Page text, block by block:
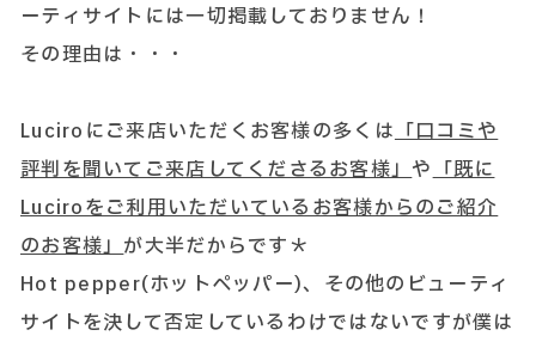
ーティサイトには一切掲載しておりません！
その理由は・・・
Luciroにご来店いただくお客様の多くは 「口コミや
評判を聞いてご来店してくださるお客様」 や 「既に
Luciroをご利用いただいているお客様からのご紹介
のお客様」 が大半だからです＊
Hot pepper(ホットペッパー)、その他のビューティ
サイトを決して否定しているわけではないですが僕は